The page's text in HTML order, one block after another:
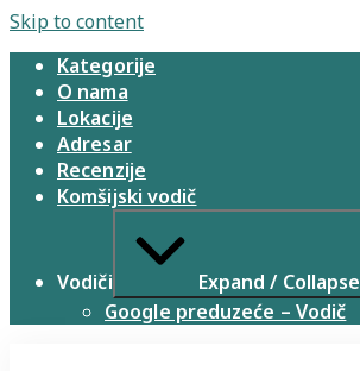
Skip to content
Kategorije
O nama
Lokacije
Adresar
Recenzije
Komšijski vodič
Vodiči
Expand / Collapse
Google preduzeće – Vodič